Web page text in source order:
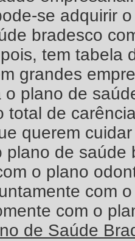
se adquirir
bradesco
tem tabela
grandes
o plano de
total de
querem
plano de saúde
o plano
com
com o
de Saúde